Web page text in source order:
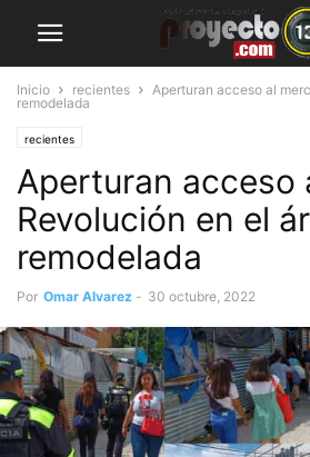
Inicio recientes
Aperturan acceso al
remodelada
recientes
Aperturan acceso
Revolución en el
remodelada
Por Omar Alvarez - 30 octubre, 2022